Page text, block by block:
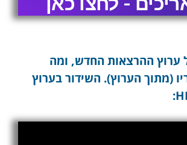
ערוץ ההרצאות החדש, ומה
(מתוך הערוץ). השידור בערוץ